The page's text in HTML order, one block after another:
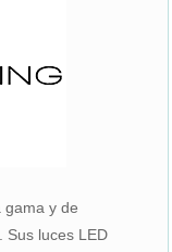
gama y de
Sus luces LED